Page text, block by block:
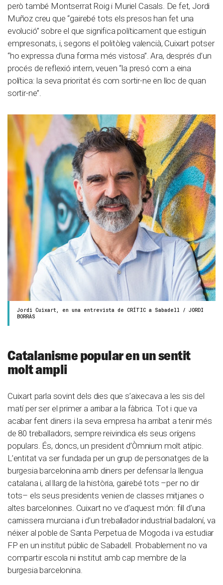
però també Montserrat Roig i Muriel Casals. De fet, Jordi
Muñoz creu que “gairebé tots els presos han fet una
evolució” sobre el que significa políticament que estiguin
empresonats, i, segons el politòleg valencià, Cuixart potser
“ho expressa d’una forma més vistosa”. Ara, després d’un
procés de reflexió intern, veuen “la presó com a eina
política: la seva prioritat és com sortir-ne en lloc de quan
sortir-ne”.
Jordi Cuixart, en una entrevista de CRÍTIC a Sabadell / JORDI
BORRÀS
Catalanisme popular en un sentit
molt ampli
Cuixart parla sovint dels dies que s’aixecava a les sis del
matí per ser el primer a arribar a la fàbrica. Tot i que va
acabar fent diners i la seva empresa ha arribat a tenir més
de 80 treballadors, sempre reivindica els seus orígens
populars. És, doncs, un president d’Òmnium molt atípic.
L’entitat va ser fundada per un grup de personatges de la
burgesia barcelonina amb diners per defensar la llengua
catalana i, al llarg de la història, gairebé tots –per no dir
tots– els seus presidents venien de classes mitjanes o
altes barcelonines. Cuixart no ve d’aquest món: fill d’una
carnissera murciana i d’un treballador industrial badaloní, va
néixer al poble de Santa Perpetua de Mogoda i va estudiar
FP en un institut públic de Sabadell. Probablement no va
compartir escola ni institut amb cap membre de la
burgesia barcelonina.